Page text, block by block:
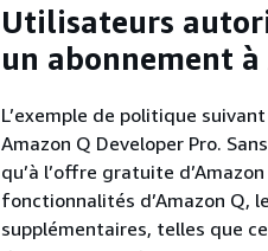
Utilisateurs
un abonnement à
L’exemple de politique
Amazon Q Developer Pro.
qu’à l’offre gratuite
fonctionnalités d’Amazon Q,
supplémentaires, telles que